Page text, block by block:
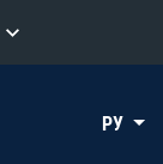
РУ